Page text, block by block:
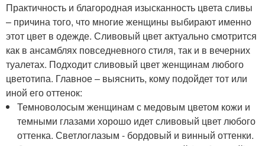
Практичность и благородная изысканность цвета сливы
– причина того, что многие женщины выбирают именно
этот цвет в одежде. Сливовый цвет актуально смотрится
как в ансамблях повседневного стиля, так и в вечерних
туалетах. Подходит сливовый цвет женщинам любого
цветотипа. Главное – выяснить, кому подойдет тот или
иной его оттенок:
Темноволосым женщинам с медовым цветом кожи и
темными глазами хорошо идет сливовый цвет любого
оттенка. Светлоглазым - бордовый и винный оттенки.